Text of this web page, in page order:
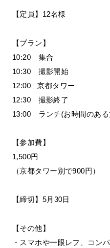
【定員】12名様
【プラン】
10:20 集合
10:30 撮影開始
12:00 京都タワー
12:30 撮影終了
13:00 ランチ(お時間のある
【参加費】
1,500円
（京都タワー別で900円）
【締切】5月30日
【その他】
・スマホや一眼レフ、コン